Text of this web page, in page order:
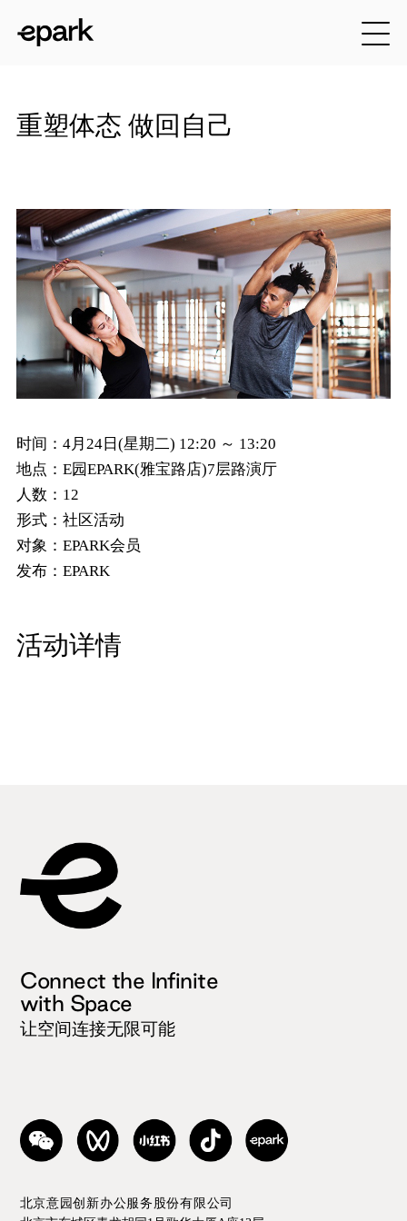
重塑体态 做回自己
时间： 4月24日(星期二) 12:20 ～ 13:20
地点： E园EPARK(雅宝路店)7层路演厅
人数： 12
形式： 社区活动
对象： EPARK会员
发布： EPARK
活动详情
Connect the Infinite
with Space
让空间连接无限可能
北京意园创新办公服务股份有限公司